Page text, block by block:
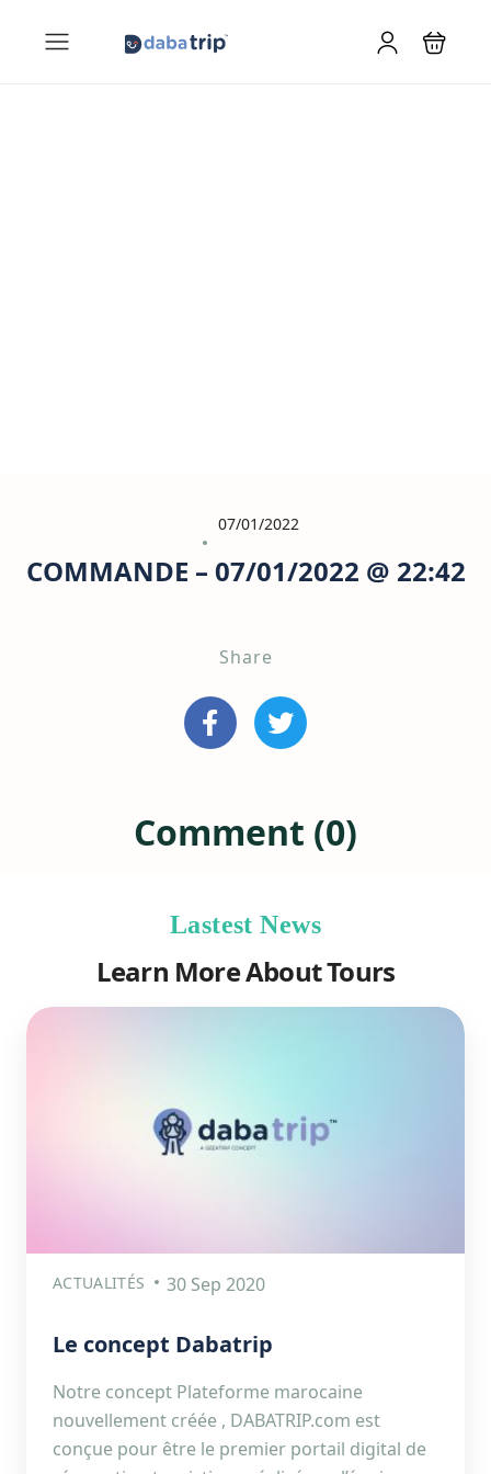
07/01/2022
COMMANDE – 07/01/2022 @ 22:42
Share
Comment (0)
Lastest News
Learn More About Tours
ACTUALITÉS 30 Sep 2020
Le concept Dabatrip
Notre concept Plateforme marocaine
nouvellement créée , DABATRIP.com est
conçue pour être le premier portail digital de